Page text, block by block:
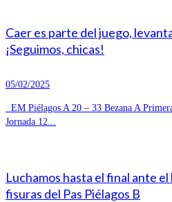
Caer es parte del juego,
¡Seguimos, chicas!
05/02/2025
EM Piélagos A 20 – 33 Bezana A
Jornada 12...
Luchamos hasta el final ante
fisuras del Pas Piélagos B